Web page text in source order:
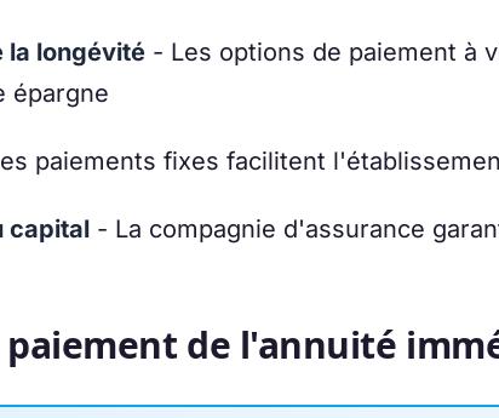
la longévité - Les options de paiement à
épargne
paiements fixes facilitent
capital - La compagnie d'assurance
paiement de l'annuité